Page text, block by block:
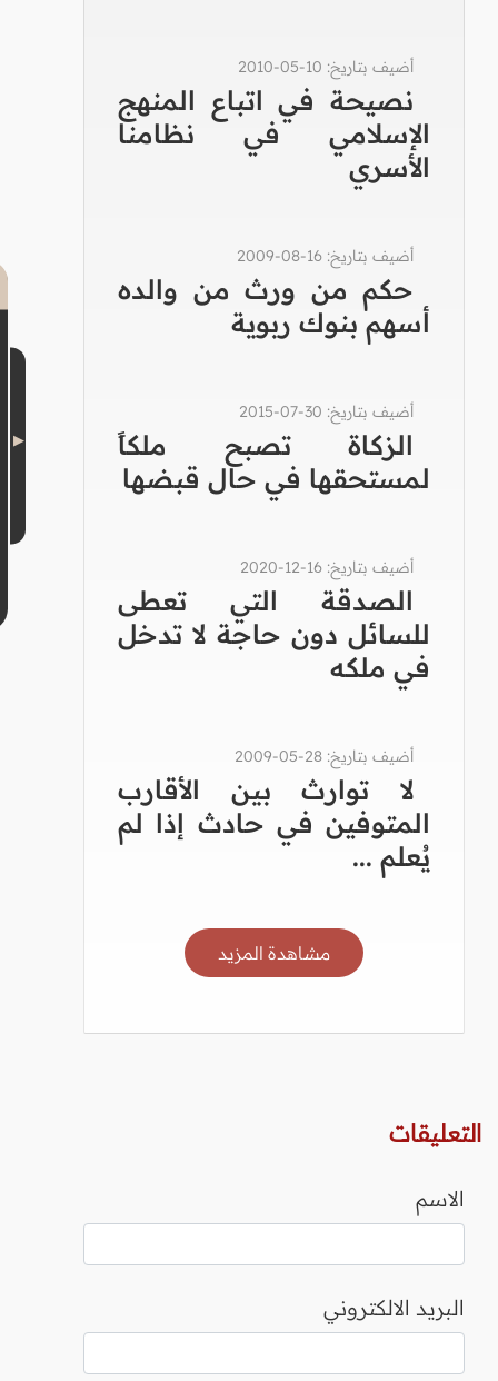
أضيف بتاريخ: 10-05-2010
نصيحة في اتباع المنهج
الإسلامي في نظامنا
الأسري
أضيف بتاريخ: 16-08-2009
حكم من ورث من والده
أسهم بنوك ربوية
أضيف بتاريخ: 30-07-2015
الزكاة تصبح ملكاً
لمستحقها في حال قبضها
أضيف بتاريخ: 16-12-2020
الصدقة التي تعطى
للسائل دون حاجة لا تدخل
في ملكه
أضيف بتاريخ: 28-05-2009
لا توارث بين الأقارب
المتوفين في حادث إذا لم
يُعلم ...
مشاهدة المزيد
التعليقات
الاسم
البريد الالكتروني